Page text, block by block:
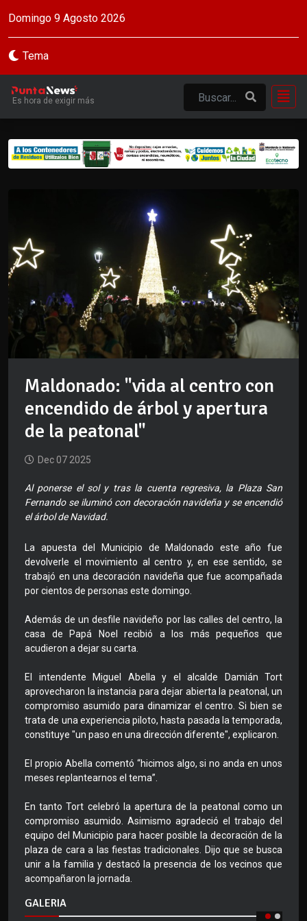
Domingo 9 Agosto 2026
Tema
Es hora de exigir más
Maldonado: "vida al centro con
encendido de árbol y apertura
de la peatonal"
Dec 07 2025
Al ponerse el sol y tras la cuenta regresiva, la Plaza San
Fernando se iluminó con decoración navideña y se encendió
el árbol de Navidad.
La apuesta del Municipio de Maldonado este año fue
devolverle el movimiento al centro y, en ese sentido, se
trabajó en una decoración navideña que fue acompañada
por cientos de personas este domingo.
Además de un desfile navideño por las calles del centro, la
casa de Papá Noel recibió a los más pequeños que
acudieron a dejar su carta.
El intendente Miguel Abella y el alcalde Damián Tort
aprovecharon la instancia para dejar abierta la peatonal, un
compromiso asumido para dinamizar el centro. Si bien se
trata de una experiencia piloto, hasta pasada la temporada,
constituye "un paso en una dirección diferente", explicaron.
El propio Abella comentó “hicimos algo, si no anda en unos
meses replantearnos el tema”.
En tanto Tort celebró la apertura de la peatonal como un
compromiso asumido. Asimismo agradeció el trabajo del
equipo del Municipio para hacer posible la decoración de la
plaza de cara a las fiestas tradicionales. Dijo que se busca
unir a la familia y destacó la presencia de los vecinos que
acompañaron la jornada.
GALERIA